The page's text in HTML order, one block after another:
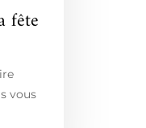
fête
vous